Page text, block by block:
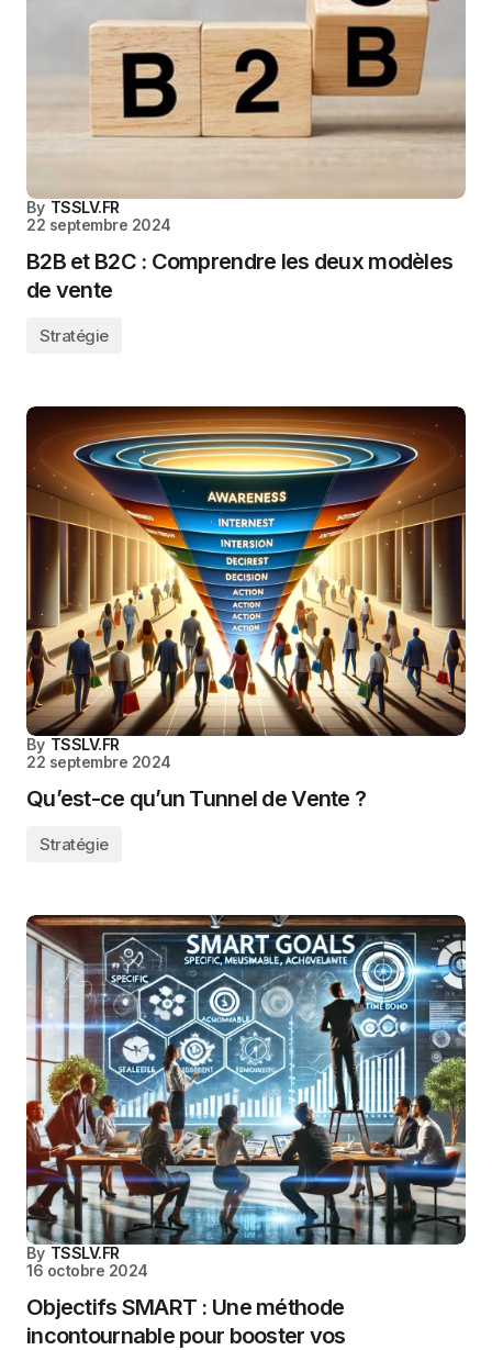
By TSSLV.FR
22 septembre 2024
B2B et B2C : Comprendre les deux modèles
de vente
Stratégie
By TSSLV.FR
22 septembre 2024
Qu’est-ce qu’un Tunnel de Vente ?
Stratégie
By TSSLV.FR
16 octobre 2024
Objectifs SMART : Une méthode
incontournable pour booster vos